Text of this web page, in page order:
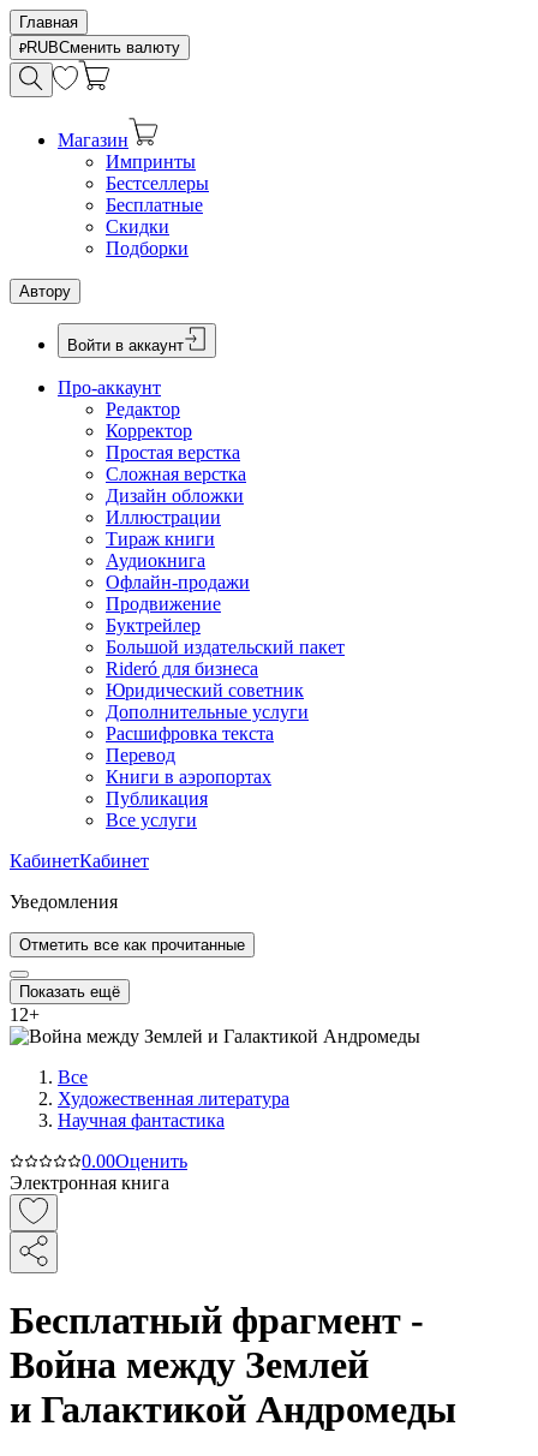
Главная
RUBСменить валюту
Магазин
Импринты
Бестселлеры
Бесплатные
Скидки
Подборки
Автору
Войти в аккаунт
Про-аккаунт
Редактор
Корректор
Простая верстка
Сложная верстка
Дизайн обложки
Иллюстрации
Тираж книги
Аудиокнига
Офлайн-продажи
Продвижение
Буктрейлер
Большой издательский пакет
Rideró для бизнеса
Юридический советник
Дополнительные услуги
Расшифровка текста
Перевод
Книги в аэропортах
Публикация
Все услуги
КабинетКабинет
Уведомления
Отметить все как прочитанные
Показать ещё
12+
Все
Художественная литература
Научная фантастика
0.00Оценить
Электронная книга
Бесплатный фрагмент -
Война между Землей
и Галактикой Андромеды